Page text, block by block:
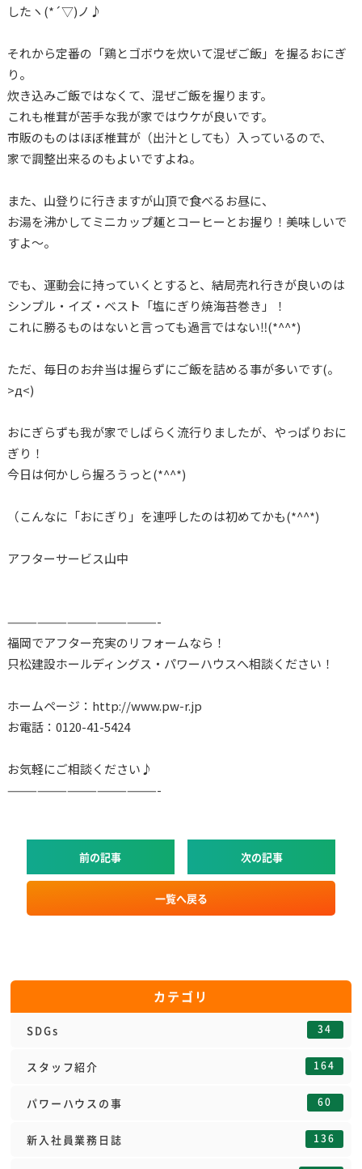
したヽ(*´▽)ノ♪
それから定番の「鶏とゴボウを炊いて混ぜご飯」を握るおにぎ
り。
炊き込みご飯ではなくて、混ぜご飯を握ります。
これも椎茸が苦手な我が家ではウケが良いです。
市販のものはほぼ椎茸が（出汁としても）入っているので、
家で調整出来るのもよいですよね。
また、山登りに行きますが山頂で食べるお昼に、
お湯を沸かしてミニカップ麺とコーヒーとお握り！美味しいで
すよ～。
でも、運動会に持っていくとすると、結局売れ行きが良いのは
シンプル・イズ・ベスト「塩にぎり焼海苔巻き」！
これに勝るものはないと言っても過言ではない‼(*^^*)
ただ、毎日のお弁当は握らずにご飯を詰める事が多いです(。
>д<)
おにぎらずも我が家でしばらく流行りましたが、やっぱりおに
ぎり！
今日は何かしら握ろうっと(*^^*)
（こんなに「おにぎり」を連呼したのは初めてかも(*^^*)
アフターサービス山中
———————————————-
福岡でアフター充実のリフォームなら！
只松建設ホールディングス・パワーハウスへ相談ください！
ホームページ：http://www.pw-r.jp
お電話：0120-41-5424
お気軽にご相談ください♪
———————————————-
前の記事 次の記事
一覧へ戻る
カテゴリ
SDGs 34
スタッフ紹介 164
パワーハウスの事 60
新入社員業務日誌 136